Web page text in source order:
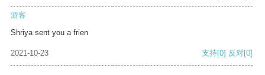
游客
Shriya sent you a frien
2021-10-23 支持[0] 反对[0]